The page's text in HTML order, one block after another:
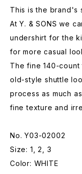
This is the brand's
At Y. & SONS we
undershirt for the
for more casual
The fine 140-
old-style shuttle
process as much
fine texture and
No. Y03-02002
Size: 1, 2, 3
Color: WHITE